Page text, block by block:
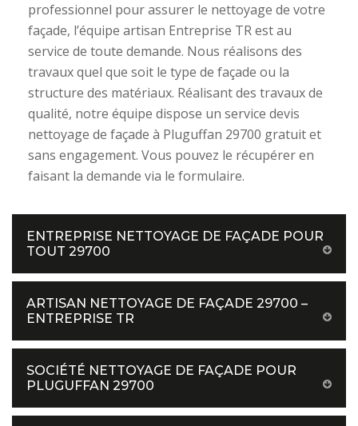
professionnel pour assurer le nettoyage de votre
façade, l’équipe artisan Entreprise TR est au
service de toute demande. Nous réalisons des
travaux quel que soit le type de façade ou la
structure des matériaux. Réalisant des travaux de
qualité, notre équipe dispose un service devis
nettoyage de façade à Pluguffan 29700 gratuit et
sans engagement. Vous pouvez le récupérer en
faisant la demande via le formulaire.
ENTREPRISE NETTOYAGE DE FAÇADE POUR
TOUT 29700
ARTISAN NETTOYAGE DE FAÇADE 29700 –
ENTREPRISE TR
SOCIÉTÉ NETTOYAGE DE FAÇADE POUR
PLUGUFFAN 29700